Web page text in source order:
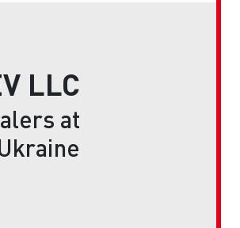
LLC
at
Ukraine